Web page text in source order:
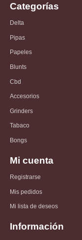
Categorías
Delta
Pipas
Papeles
Blunts
Cbd
Accesorios
Grinders
Tabaco
Bongs
Mi cuenta
Registrarse
Mis pedidos
Mi lista de deseos
Información